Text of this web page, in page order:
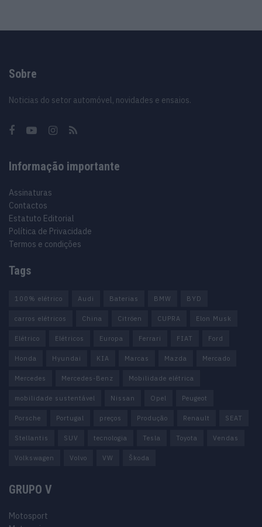
Sobre
Noticias do setor automóvel, novidades e ensaios.
Informação importante
Assinaturas
Contactos
Estatuto Editorial
Política de Privacidade
Termos e condições
Tags
100% elétrico Audi Baterias BMW BYD
carros elétricos China Citröen CUPRA Elon Musk
Elétrico Elétricos Europa Ferrari FIAT Ford
Honda Hyundai KIA Marcas Mazda Mercado
Mercedes Mercedes-Benz Mobilidade elétrica
mobilidade sustentável Nissan Opel Peugeot
Porsche Portugal preços Produção Renault SEAT
Stellantis SUV tecnologia Tesla Toyota Vendas
Volkswagen Volvo VW Škoda
GRUPO V
Motosport